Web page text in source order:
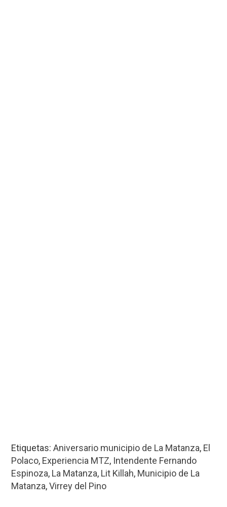
Etiquetas:Aniversario municipio de La Matanza, El
Polaco, Experiencia MTZ, Intendente Fernando
Espinoza, La Matanza, Lit Killah, Municipio de La
Matanza,Virrey del Pino